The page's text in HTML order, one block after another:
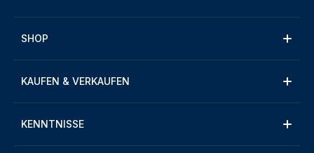
SHOP
KAUFEN & VERKAUFEN
KENNTNISSE